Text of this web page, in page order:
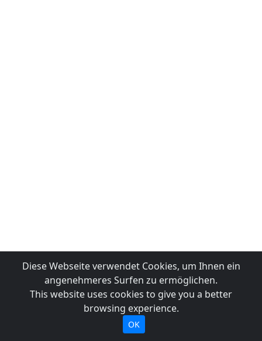
Diese Webseite verwendet Cookies, um Ihnen ein
angenehmeres Surfen zu ermöglichen.
This website uses cookies to give you a better
browsing experience.
OK